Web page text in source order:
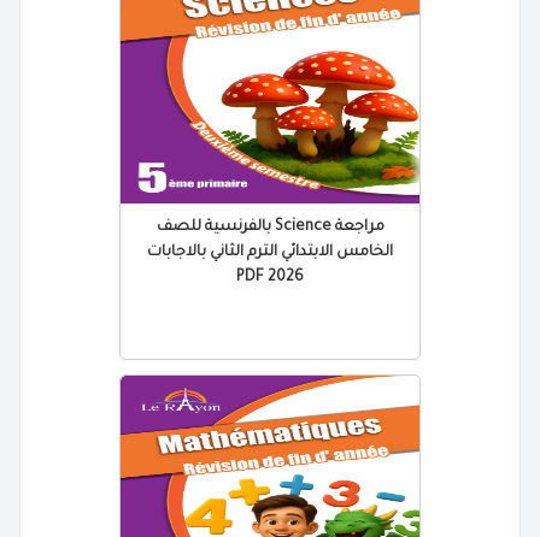
مراجعة Science بالفرنسية للصف
الخامس الابتدائي الترم الثاني بالاجابات
2026 PDF